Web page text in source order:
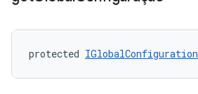
protected IGlobalConfiguration